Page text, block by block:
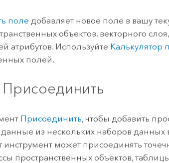
поле добавляет новое поле в вашу
объектов, векторного
атрибутов. Используйте Калькулятор
полей.
Присоединить, чтобы добавить
из нескольких наборов данных
инструмент может присоединять
пространственных объектов,